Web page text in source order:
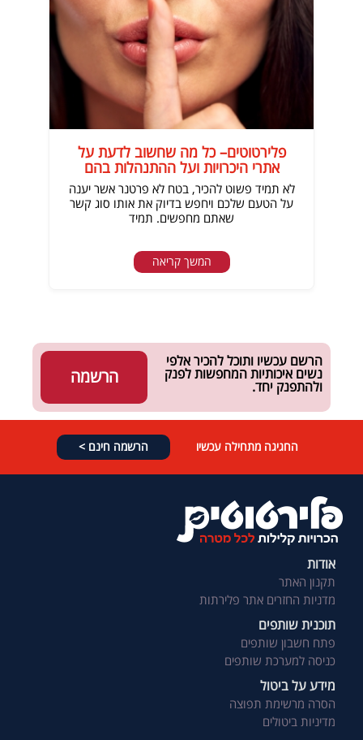
פלירטוטים– כל מה שחשוב לדעת על
אתרי היכרויות ועל ההתנהלות בהם
לא תמיד פשוט להכיר, בטח לא פרטנר אשר יענה
על הטעם שלכם ויחפש בדיוק את אותו סוג קשר
שאתם מחפשים. תמיד
המשך קריאה
הרשמה
הרשם עכשיו ותוכל להכיר אלפי
נשים איכותיות המחפשות לפנק
ולהתפנק יחד.
החגיגה מתחילה עכשיו הרשמה חינם >
אודות
תקנון האתר
מדניות החזרים אתר פלירתות
תוכנית שותפים
פתח חשבון שותפים
כניסה למערכת שותפים
מידע על ביטול
הסרה מרשימת תפוצה
מדיניות ביטולים